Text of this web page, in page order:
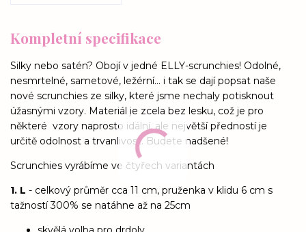
Kompletní specifikace
Silky nebo satén? Obojí v jedné ELLY-scrunchies! Odolné,
nesmrtelné, sametové, ležérní... i tak se dají popsat naše
nové scrunchies ze silky, které jsme nechaly potisknout
úžasnými vzory. Materiál je zcela bez lesku, což je pro
některé vzory naprosto idální, ale největší předností je
určitě odolnost a trvanlivost. Budete nadšené!
Scrunchies vyrábíme ve čtyřech variantách
1. L - celkový průměr cca 11 cm, pruženka v klidu 6 cm s
tažností 300% se natáhne až na 25cm